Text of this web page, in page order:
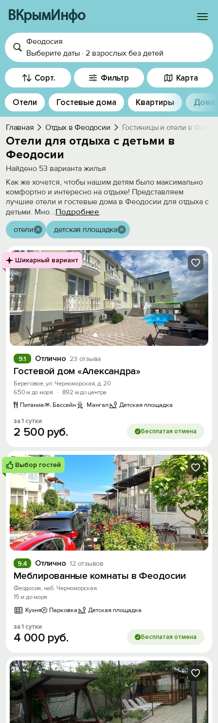
ВКрымИнфо
Войти
Избранное
История просмотра
Добавить свой объект
Феодосия
Выберите даты · 2 взрослых без детей
Сорт. Фильтр Карта
Отели Гостевые дома Квартиры Дома
Главная Отдых в Феодосии Гостиницы и отели в
Отели для отдыха с детьми в
Феодосии
Найдено 53 варианта жилья
Как же хочется, чтобы нашим детям было максимально
комфортно и интересно на отдыхе! Представляем
лучшие отели и гостевые дома в Феодосии для отдыха с
детьми. Мно...Подробнее
отели детская площадка
Шикарный вариант
Отлично 23 отзыва
9.1
Гостевой дом «Александра»
Береговое, ул. Черноморская, д. 20
650 м до моря
· 892 м до центра
Питание
Бассейн Мангал Детская площадка
за 1 сутки
2 500 руб. Бесплатая отмена
Выбор гостей
Отлично 12 отзывов
9.4
Меблированные комнаты в Феодосии
Феодосия, наб. Черноморская
15 м до моря
Кухня
Парковка Детская площадка
за 1 сутки
4 000 руб. Бесплатая отмена